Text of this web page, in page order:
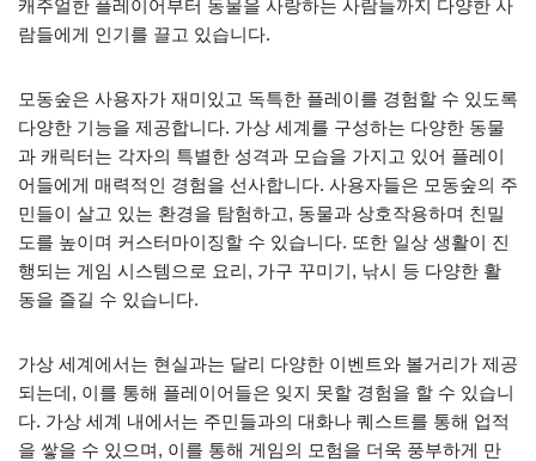
캐주얼한 플레이어부터 동물을 사랑하는 사람들까지 다양한 사
람들에게 인기를 끌고 있습니다.
모동숲은 사용자가 재미있고 독특한 플레이를 경험할 수 있도록
다양한 기능을 제공합니다. 가상 세계를 구성하는 다양한 동물
과 캐릭터는 각자의 특별한 성격과 모습을 가지고 있어 플레이
어들에게 매력적인 경험을 선사합니다. 사용자들은 모동숲의 주
민들이 살고 있는 환경을 탐험하고, 동물과 상호작용하며 친밀
도를 높이며 커스터마이징할 수 있습니다. 또한 일상 생활이 진
행되는 게임 시스템으로 요리, 가구 꾸미기, 낚시 등 다양한 활
동을 즐길 수 있습니다.
가상 세계에서는 현실과는 달리 다양한 이벤트와 볼거리가 제공
되는데, 이를 통해 플레이어들은 잊지 못할 경험을 할 수 있습니
다. 가상 세계 내에서는 주민들과의 대화나 퀘스트를 통해 업적
을 쌓을 수 있으며, 이를 통해 게임의 모험을 더욱 풍부하게 만